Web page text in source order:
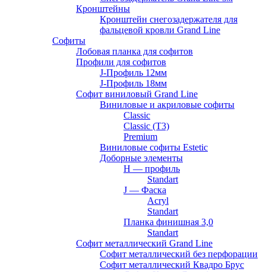
Кронштейны
Кронштейн снегозадержателя для
фальцевой кровли Grand Line
Софиты
Лобовая планка для софитов
Профили для софитов
J-Профиль 12мм
J-Профиль 18мм
Софит виниловый Grand Line
Виниловые и акриловые софиты
Classic
Classic (T3)
Premium
Виниловые софиты Estetic
Доборные элементы
H — профиль
Standart
J — Фаска
Acryl
Standart
Планка финишная 3,0
Standart
Софит металлический Grand Line
Софит металлический без перфорации
Софит металлический Квадро Брус